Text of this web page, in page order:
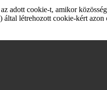
adott cookie-t, amikor
létrehozott cookie-kért